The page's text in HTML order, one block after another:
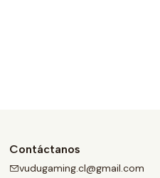
Contáctanos
vudugaming.cl@gmail.com